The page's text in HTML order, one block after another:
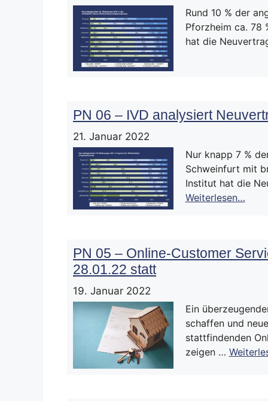
Rund 10 % der
Pforzheim ca. 78
hat die
PN 06 – IVD analysiert
21. Januar 2022
Nur knapp 7 %
Schweinfurt mit
Institut hat die
Weiterlesen…
PN 05 – Online-Customer
28.01.22 statt
19. Januar 2022
Ein
schaffen und
stattfindenden
zeigen …